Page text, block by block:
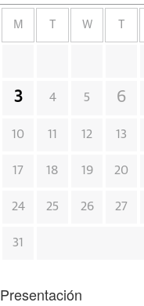
M W
3 4 5 6
10 11 12 13
17 18 19 20
24 25 26 27
31
Presentación